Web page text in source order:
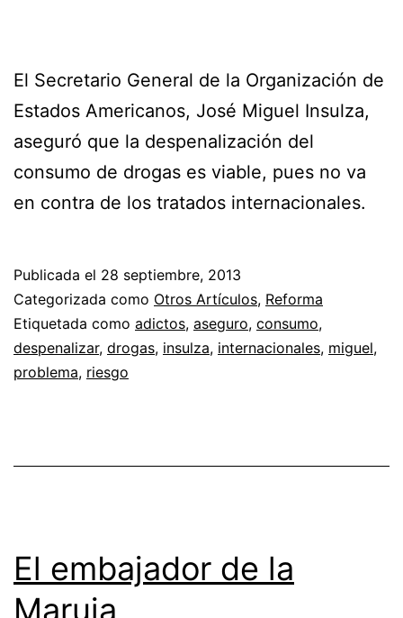
El Secretario General de la Organización de
Estados Americanos, José Miguel Insulza,
aseguró que la despenalización del
consumo de drogas es viable, pues no va
en contra de los tratados internacionales.
Publicada el 28 septiembre, 2013
Categorizada como Otros Artículos, Reforma
Etiquetada como adictos, aseguro, consumo,
despenalizar, drogas, insulza, internacionales, miguel,
problema, riesgo
El embajador de la
Maruja